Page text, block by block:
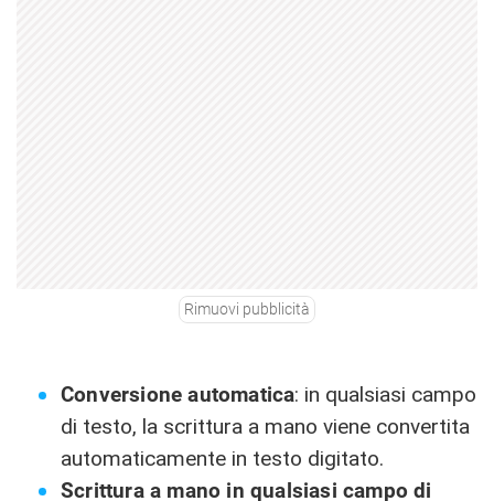
Rimuovi pubblicità
Conversione automatica: in qualsiasi campo
di testo, la scrittura a mano viene convertita
automaticamente in testo digitato.
Scrittura a mano in qualsiasi campo di